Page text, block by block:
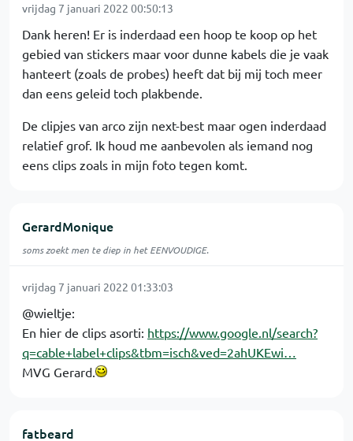
vrijdag 7 januari 2022 00:50:13
Dank heren! Er is inderdaad een hoop te koop op het
gebied van stickers maar voor dunne kabels die je vaak
hanteert (zoals de probes) heeft dat bij mij toch meer
dan eens geleid toch plakbende.
De clipjes van arco zijn next-best maar ogen inderdaad
relatief grof. Ik houd me aanbevolen als iemand nog
eens clips zoals in mijn foto tegen komt.
GerardMonique
soms zoekt men te diep in het EENVOUDIGE.
vrijdag 7 januari 2022 01:33:03
@wieltje:
En hier de clips asorti: https://www.google.nl/search?
q=cable+label+clips&tbm=isch&ved=2ahUKEwi…
MVG Gerard.
fatbeard